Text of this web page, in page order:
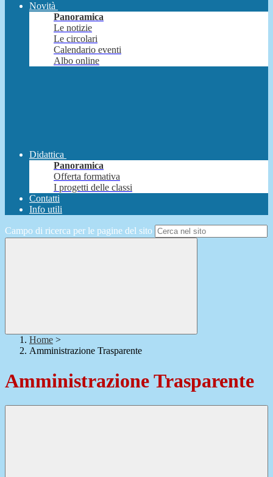
Novità
Panoramica
Le notizie
Le circolari
Calendario eventi
Albo online
Didattica
Panoramica
Offerta formativa
I progetti delle classi
Contatti
Info utili
Campo di ricerca per le pagine del sito
Home >
Amministrazione Trasparente
Amministrazione Trasparente